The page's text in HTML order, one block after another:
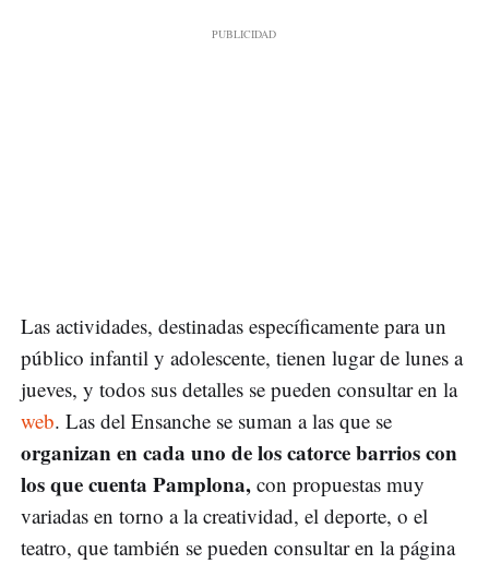
Las actividades, destinadas específicamente para un
público infantil y adolescente, tienen lugar de lunes a
jueves, y todos sus detalles se pueden consultar en la
web. Las del Ensanche se suman a las que se
organizan en cada uno de los catorce barrios con
los que cuenta Pamplona, con propuestas muy
variadas en torno a la creatividad, el deporte, o el
teatro, que también se pueden consultar en la página